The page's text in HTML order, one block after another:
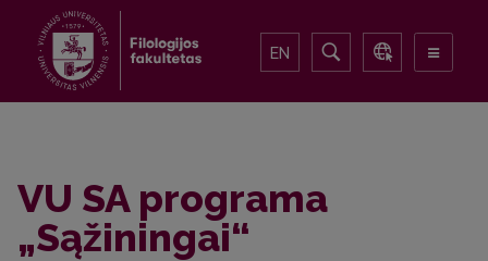
EN
VU SA programa
„Sąžiningai“